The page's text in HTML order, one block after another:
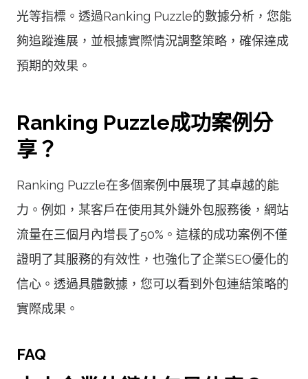
光等指標。透過Ranking Puzzle的數據分析，您能
夠追蹤進展，並根據實際情況調整策略，確保達成
預期的效果。
Ranking Puzzle成功案例分
享？
Ranking Puzzle在多個案例中展現了其卓越的能
力。例如，某客戶在使用其外鏈外包服務後，網站
流量在三個月內增長了50%。這樣的成功案例不僅
證明了其服務的有效性，也強化了企業SEO優化的
信心。透過具體數據，您可以看到外包連結策略的
實際成果。
FAQ